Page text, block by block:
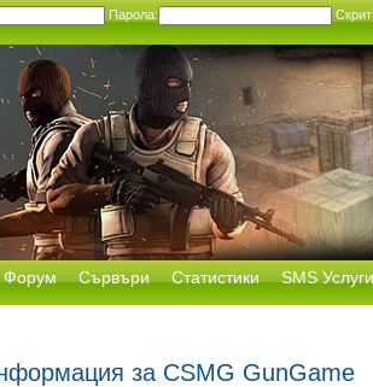
Парола: Скрит
Форум Сървъри Статистики SMS Услуги
за CSMG GunGame